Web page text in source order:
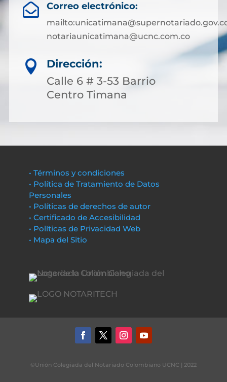
 Correo electrónico:
notariaunicatimana@ucnc.com.co

Dirección:
Calle 6 # 3-53 Barrio
Centro Timana
• Términos y condiciones
• Política de Tratamiento de Datos
Personales
• Políticas de derechos de autor
• Certificado de Accesibilidad
• Políticas de Privacidad Web
• Mapa del Sitio
©Unión Colegiada del Notariado Colombiano UCNC | 2022